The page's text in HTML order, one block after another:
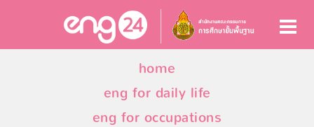
home
eng for daily life
eng for occupations